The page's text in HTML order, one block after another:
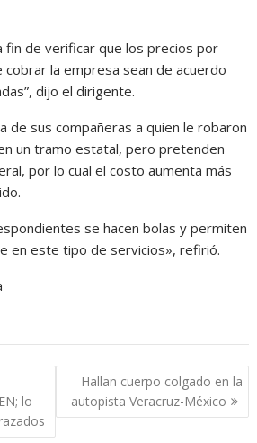
fin de verificar que los precios por
la empresa sean de acuerdo
dijo el dirigente.
de sus compañeras a quien le robaron
un tramo estatal, pero pretenden
por lo cual el costo aumenta más
se hacen bolas y permiten
en este tipo de servicios», refirió.
lo
Hallan cuerpo colgado en la
autopista Veracruz-México